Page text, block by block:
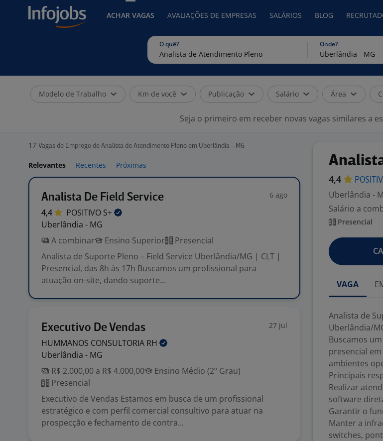
ACHAR VAGAS AVALIAÇÕES DE EMPRESAS SALÁRIOS BLOG
O quê? Onde?
Modelo de Trabalho Km de você Publicação Salário Área
Seja o primeiro em receber novas vagas similares a
17 Vagas de Emprego de Analista de Atendimento Pleno em Uberlândia - MG
Relevantes Recentes Próximas
Analista De Field Service 6 ago
4,4 POSITIVO S+
Uberlândia - MG
A combinar
Ensino Superior
Presencial
Analista de Suporte Pleno – Field Service Uberlândia/MG | CLT |
Presencial, das 8h às 17h Buscamos um profissional para
atuação on-site, dando suporte...
Executivo De Vendas 27 jul
HUMMANOS CONSULTORIA RH
Uberlândia - MG
R$ 2.000,00 a R$ 4.000,00
Ensino Médio (2º Grau)
Presencial
Executivo de Vendas Estamos em busca de um profissional
estratégico e com perfil comercial consultivo para atuar na
prospecção e fechamento de contra...
4,4
Uberlândia -
Salário a
Presencial
VAGA
Analista de
Uberlândia/
Buscamos
presencial
ambientes
Principais
Realizar
software
Garantir o
Manter a
switches,